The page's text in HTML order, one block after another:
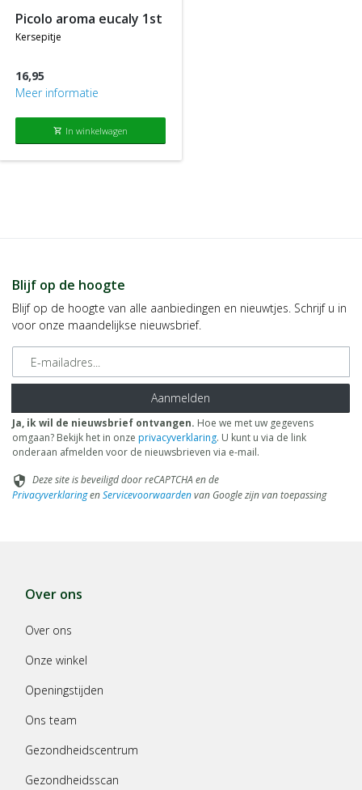
picolo aroma eucaly 1st
kersepitje
16,95
Meer informatie
shopping_cart In winkelwagen
Blijf op de hoogte
Blijf op de hoogte van alle aanbiedingen en nieuwtjes. Schrijf u in
voor onze maandelijkse nieuwsbrief.
E-mailadres
Aanmelden
Ja, ik wil de nieuwsbrief ontvangen. Hoe we met uw gegevens
omgaan? Bekijk het in onze privacyverklaring. U kunt u via de link
onderaan afmelden voor de nieuwsbrieven via e-mail.
security Deze site is beveiligd door reCAPTCHA en de
PrivacyverklaringenServicevoorwaardenvan Google zijn van toepassing
Over ons
Over ons
Onze winkel
Openingstijden
Ons team
Gezondheidscentrum
Gezondheidsscan